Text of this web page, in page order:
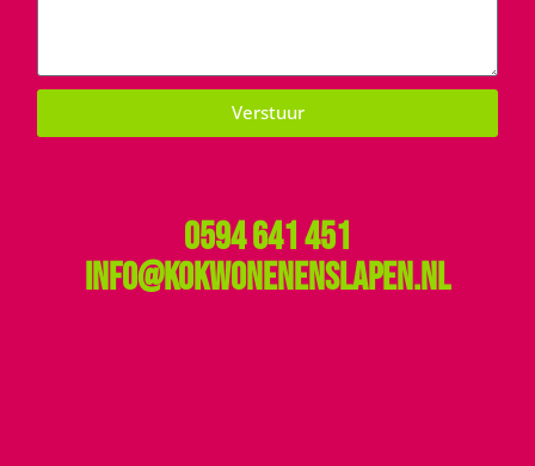
Verstuur
0594 641 451
info@kokwonenenslapen.nl